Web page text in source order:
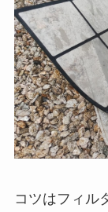
コツはフィル